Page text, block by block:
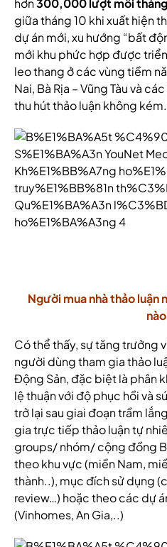
hơn300,000 lượt mỗi tháng
giữa tháng 10 khi xuất hiện
dự án mới, xu hướng “bất
mới khu phức hợp được
leo thang ở các vùng tiềm
Nai, Bà Rịa – Vũng Tàu và
thu hút thảo luận không kém.
Người mua nhà thảo luận
Có thể thấy, sự tăng trưởng
người dùng tham gia thảo
Động Sản, đặc biệt là phân
lệ thuận với độ phục hồi và
trở lại sau giai đoạn trầm
gia trực tiếp thảo luận tự
groups/ nhóm/ cộng đồng
theo khu vực (miền Nam,
thành..), mục đích sử dụng
review…) hoặc theo các dự
(Vinhomes, An Gia,..)